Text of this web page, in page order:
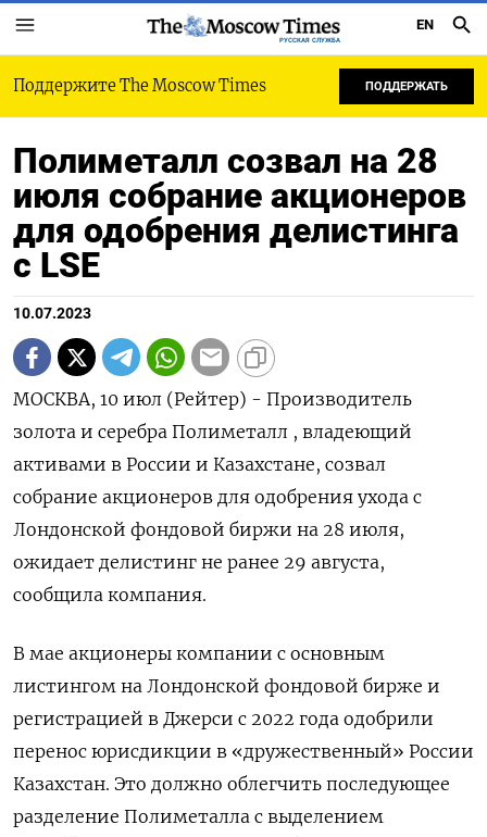
РУССКАЯ СЛУЖБА
EN
Поддержите The Moscow Times ПОДДЕРЖАТЬ
Полиметалл созвал на 28
июля собрание акционеров
для одобрения делистинга
с LSE
10.07.2023
МОСКВА, 10 июл (Рейтер) - Производитель
золота и серебра Полиметалл , владеющий
активами в России и Казахстане, созвал
собрание акционеров для одобрения ухода с
Лондонской фондовой биржи на 28 июля,
ожидает делистинг не ранее 29 августа,
сообщила компания.
В мае акционеры компании с основным
листингом на Лондонской фондовой бирже и
регистрацией в Джерси с 2022 года одобрили
перенос юрисдикции в «дружественный» России
Казахстан. Это должно облегчить последующее
разделение Полиметалла с выделением